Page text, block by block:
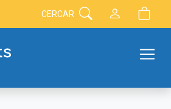
CERCAR